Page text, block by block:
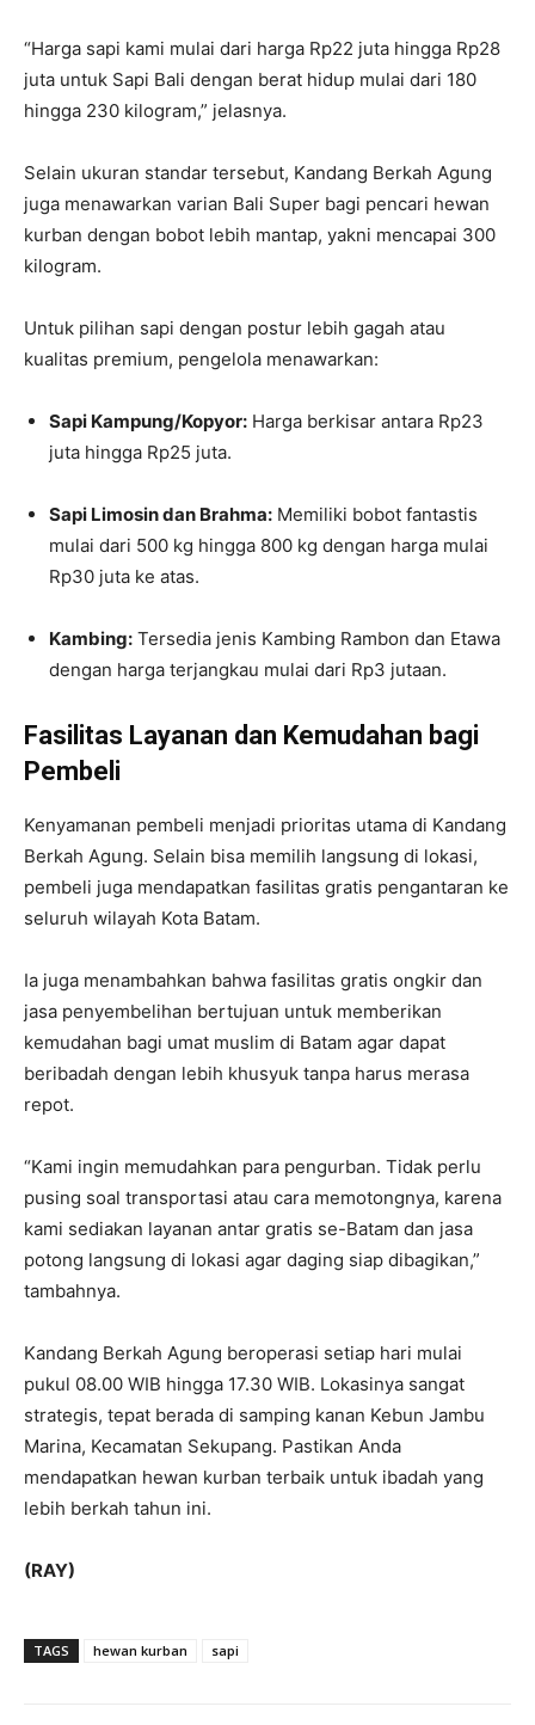
“Harga sapi kami mulai dari harga Rp22 juta hingga Rp28
juta untuk Sapi Bali dengan berat hidup mulai dari 180
hingga 230 kilogram,” jelasnya.
Selain ukuran standar tersebut, Kandang Berkah Agung
juga menawarkan varian Bali Super bagi pencari hewan
kurban dengan bobot lebih mantap, yakni mencapai 300
kilogram.
Untuk pilihan sapi dengan postur lebih gagah atau
kualitas premium, pengelola menawarkan:
Sapi Kampung/Kopyor: Harga berkisar antara Rp23
juta hingga Rp25 juta.
Sapi Limosin dan Brahma: Memiliki bobot fantastis
mulai dari 500 kg hingga 800 kg dengan harga mulai
Rp30 juta ke atas.
Kambing: Tersedia jenis Kambing Rambon dan Etawa
dengan harga terjangkau mulai dari Rp3 jutaan.
Fasilitas Layanan dan Kemudahan bagi
Pembeli
Kenyamanan pembeli menjadi prioritas utama di Kandang
Berkah Agung. Selain bisa memilih langsung di lokasi,
pembeli juga mendapatkan fasilitas gratis pengantaran ke
seluruh wilayah Kota Batam.
Ia juga menambahkan bahwa fasilitas gratis ongkir dan
jasa penyembelihan bertujuan untuk memberikan
kemudahan bagi umat muslim di Batam agar dapat
beribadah dengan lebih khusyuk tanpa harus merasa
repot.
“Kami ingin memudahkan para pengurban. Tidak perlu
pusing soal transportasi atau cara memotongnya, karena
kami sediakan layanan antar gratis se-Batam dan jasa
potong langsung di lokasi agar daging siap dibagikan,”
tambahnya.
Kandang Berkah Agung beroperasi setiap hari mulai
pukul 08.00 WIB hingga 17.30 WIB. Lokasinya sangat
strategis, tepat berada di samping kanan Kebun Jambu
Marina, Kecamatan Sekupang. Pastikan Anda
mendapatkan hewan kurban terbaik untuk ibadah yang
lebih berkah tahun ini.
(RAY)
TAGS hewan kurban sapi